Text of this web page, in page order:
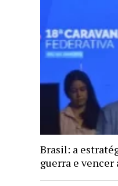
Brasil: a
guerra e vencer